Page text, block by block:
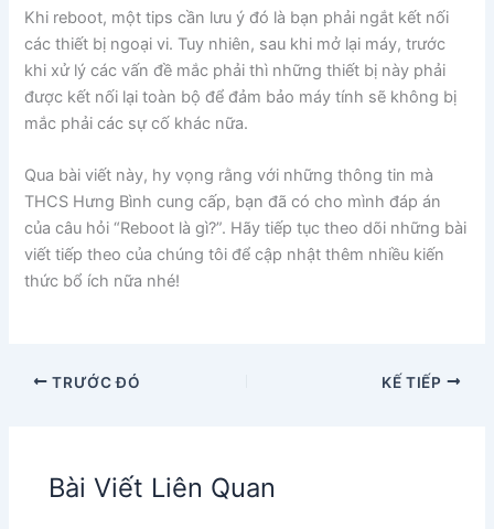
Khi reboot, một tips cần lưu ý đó là bạn phải ngắt kết nối
các thiết bị ngoại vi. Tuy nhiên, sau khi mở lại máy, trước
khi xử lý các vấn đề mắc phải thì những thiết bị này phải
được kết nối lại toàn bộ để đảm bảo máy tính sẽ không bị
mắc phải các sự cố khác nữa.
Qua bài viết này, hy vọng rằng với những thông tin mà
THCS Hưng Bình cung cấp, bạn đã có cho mình đáp án
của câu hỏi “Reboot là gì?”. Hãy tiếp tục theo dõi những bài
viết tiếp theo của chúng tôi để cập nhật thêm nhiều kiến
thức bổ ích nữa nhé!
TRƯỚC ĐÓ KẾ TIẾP
Bài Viết Liên Quan